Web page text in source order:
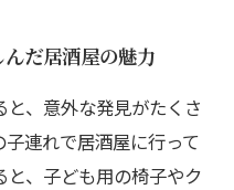
だ居酒屋の魅力
、意外な発見がたくさ
連れで居酒屋に行って
、子ども用の椅子やク